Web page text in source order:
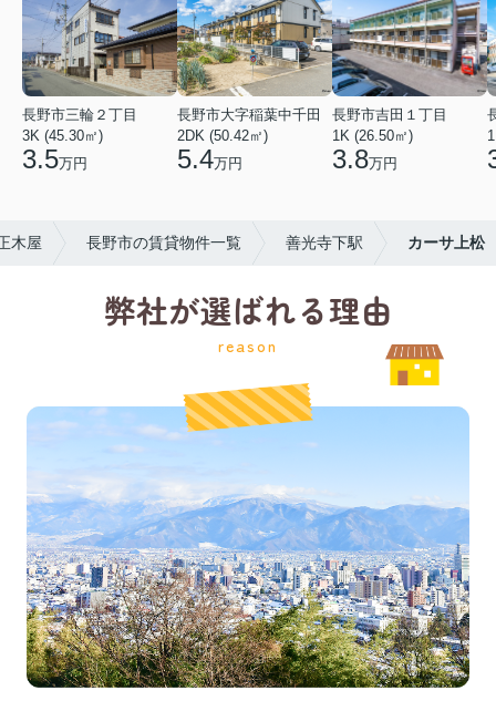
長野市三輪２丁目
3K (45.30㎡)
3.5万円
長野市大字稲葉中千田
2DK (50.42㎡)
5.4万円
長野市吉田１丁目
1K (26.50㎡)
3.8万円
木屋 長野市の賃貸物件一覧 善光寺下駅 カーサ上松
弊社が選ばれる理由
reason